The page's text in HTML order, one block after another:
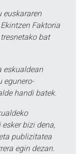
euskararen
Faktoria
bat
eskualdean
egunero-
handi batek.
bizi dena,
publizitatea
egin dezan.